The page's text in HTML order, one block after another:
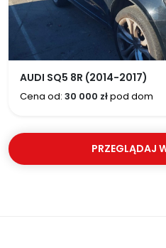
AUDI SQ5 8R (2014-2017)
Cena od: 30 000 złpod dom
PRZEGLĄDAJ